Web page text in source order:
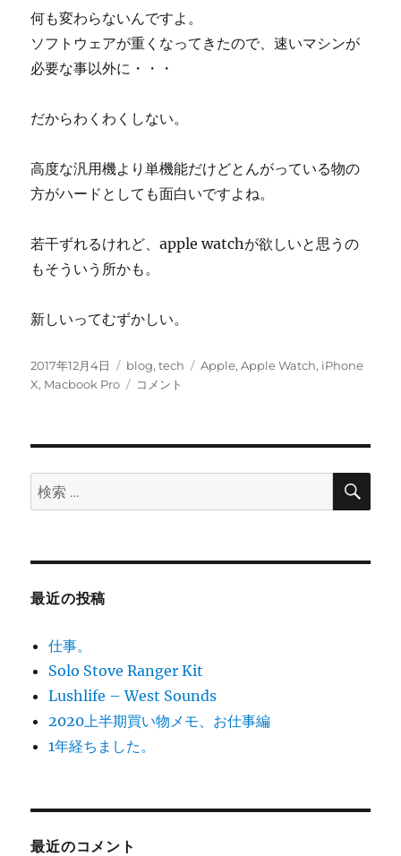
何も変わらないんですよ。
ソフトウェアが重くなってきたので、速いマシンが
必要な事以外に・・・
だからわくわくしない。
高度な汎用機より単機能だけどとんがっている物の
方がハードとしても面白いですよね。
若干ずれるけれど、apple watchが欲しいと思うの
もそういう所かも。
新しいってむずかしい。
投
稿
2017年12月4日
カ
テ
blog,tech
タ
Apple,Apple Watch, iPhone
X, Macbook Pro
わ
な
に
コメント
検
索:
検
最近の投稿
仕事。
Solo Stove Ranger Kit
Lushlife – West Sounds
2020上半期買い物メモ、お仕事編
1年経ちました。
最近のコメント